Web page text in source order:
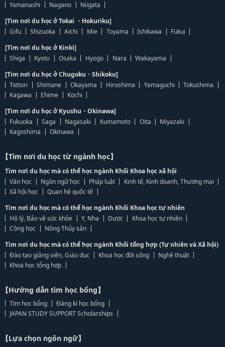
Yamanashi
Nagano
Niigata
[Tìm nơi du học ở Tokai ・Hokuriku]
Gifu
Shizuoka Aichi Mie Toyama Ishikawa
Fukui
[Tìm nơi du học ở Kinki]
Shiga
Kyoto Osaka Hyogo Nara
Wakayama
[Tìm nơi du học ở Chugoku・Shikoku]
Tottori
Shimane Okayama Hiroshima Yamaguchi
Tokushima
Kagawa
Ehime
Kochi
[Tìm nơi du học ở Kyushu・Okinawa]
Fukuoka
Saga Nagasaki Kumamoto Oita
Miyazaki
Kagoshima
Okinawa
【Tìm nơi du học từ ngành học】
Tìm nơi du học mà có thể học ngành Khối Khoa học xã hội
Văn học
Ngôn ngữ học Pháp luật
Kinh tế, Kinh doanh, Thương mại
Xã hội học
Quan hệ quốc tế
Tìm nơi du học mà có thể học ngành Khối Khoa học tự nhiên
Hộ lý, Bảo vệ sức khỏe
Y, Nha Dược
Khoa học tự nhiên
Công học
Nông Thủy sản
Tìm nơi du học mà có thể học ngành Khối tổng hợp (Tự nhiên và Xã hội)
Đào tạo giảng viên, Giáo dục
Khoa học đời sống
Nghệ thuật
Khoa học tổng hợp
【Hướng dẫn tìm học bổng】
Tìm học bổng
Đăng kí học bổng
JAPAN STUDY SUPPORT Scholarships
【Lựa chọn ngôn ngữ】